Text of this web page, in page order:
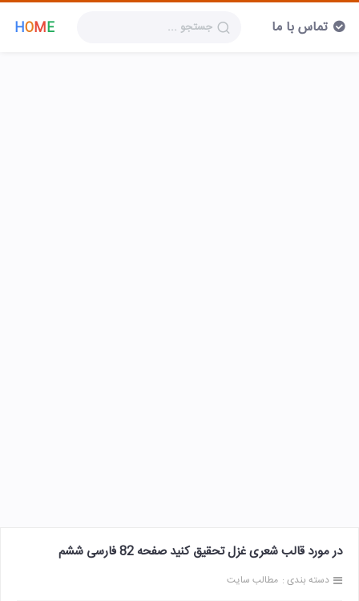
HOME تماس با ما
در مورد قالب شعری غزل تحقیق کنید صفحه 82 فارسی ششم
دسته بندی : مطالب سایت